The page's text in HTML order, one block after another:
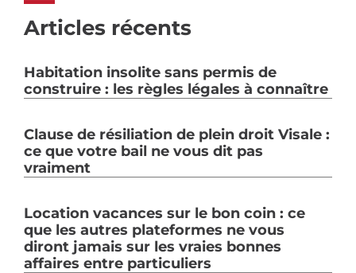
Articles récents
Habitation insolite sans permis de
construire : les règles légales à connaître
Clause de résiliation de plein droit Visale :
ce que votre bail ne vous dit pas
vraiment
Location vacances sur le bon coin : ce
que les autres plateformes ne vous
diront jamais sur les vraies bonnes
affaires entre particuliers